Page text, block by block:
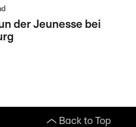
der Jeunesse bei
Back to Top